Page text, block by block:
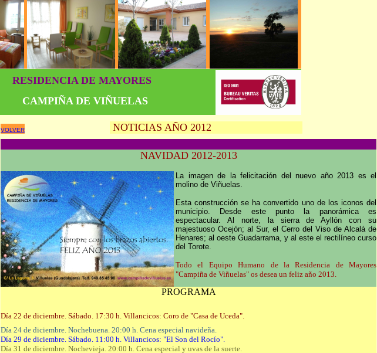
RESIDENCIA DE MAYORES
CAMPIÑA DE VIÑUELAS
VOLVER NOTICIAS AÑO 2012
NAVIDAD 2012-2013
La imagen de la felicitación del nuevo año 2013 es el
molino de Viñuelas.
Esta construcción se ha convertido uno de los iconos del
municipio. Desde este punto la panorámica es
espectacular. Al norte, la sierra de Ayllón con su
majestuoso Ocejón; al Sur, el Cerro del Viso de Alcalá de
Henares; al oeste Guadarrama, y al este el rectilíneo curso
del Torote.
Todo el Equipo Humano de la Residencia de Mayores
"Campiña de Viñuelas" os desea un feliz año 2013.
PROGRAMA
Día 22 de diciembre. Sábado. 17:30 h. Villancicos: Coro de "Casa de Uceda".
Día 24 de diciembre. Nochebuena. 20:00 h. Cena especial navideña.
Día 29 de diciembre. Sábado. 11:00 h. Villancicos: "El Son del Rocío".
Día 31 de diciembre. Nochevieja. 20:00 h. Cena especial y uvas de la suerte.